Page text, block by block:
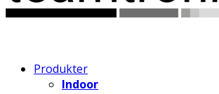
Produkter
Indoor